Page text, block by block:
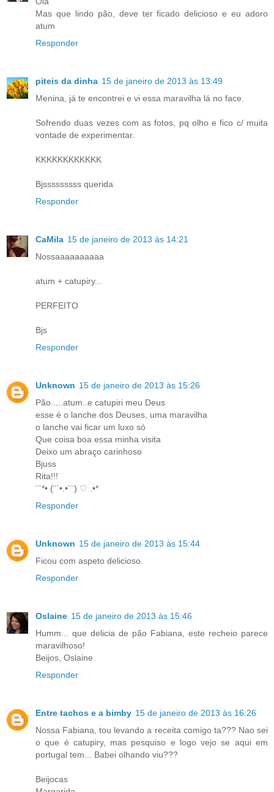
Mas que lindo pão, deve ter ficado delicioso e eu adoro
atum
Responder
piteis da dinha 15 de janeiro de 2013 às 13:49
Menina, já te encontrei e vi essa maravilha lá no face.
Sofrendo duas vezes com as fotos, pq olho e fico c/ muita
vontade de experimentar.
KKKKKKKKKKKK
Bjsssssssss querida
Responder
CaMila 15 de janeiro de 2013 às 14:21
Nossaaaaaaaaaa
atum + catupiry...
PERFEITO
Bjs
Responder
Unknown 15 de janeiro de 2013 às 15:26
Pão.....atum..e catupiri meu Deus
esse é o lanche dos Deuses, uma maravilha
o lanche vai ficar um luxo só
Que coisa boa essa minha visita
Deixo um abraço carinhoso
Bjuss
Rita!!!
¨`*• (¨`•.•´¨) ♡ .•*
Responder
Unknown 15 de janeiro de 2013 às 15:44
Ficou com aspeto delicioso.
Responder
Oslaine 15 de janeiro de 2013 às 15:46
Humm... que delicia de pão Fabiana, este recheio parece
maravilhoso!
Beijos, Oslaine
Responder
Entre tachos e a bimby 15 de janeiro de 2013 às 16:26
Nossa Fabiana, tou levando a receita comigo ta??? Nao sei
o que é catupiry, mas pesquiso e logo vejo se aqui em
portugal tem... Babei olhando viu???
Beijocas